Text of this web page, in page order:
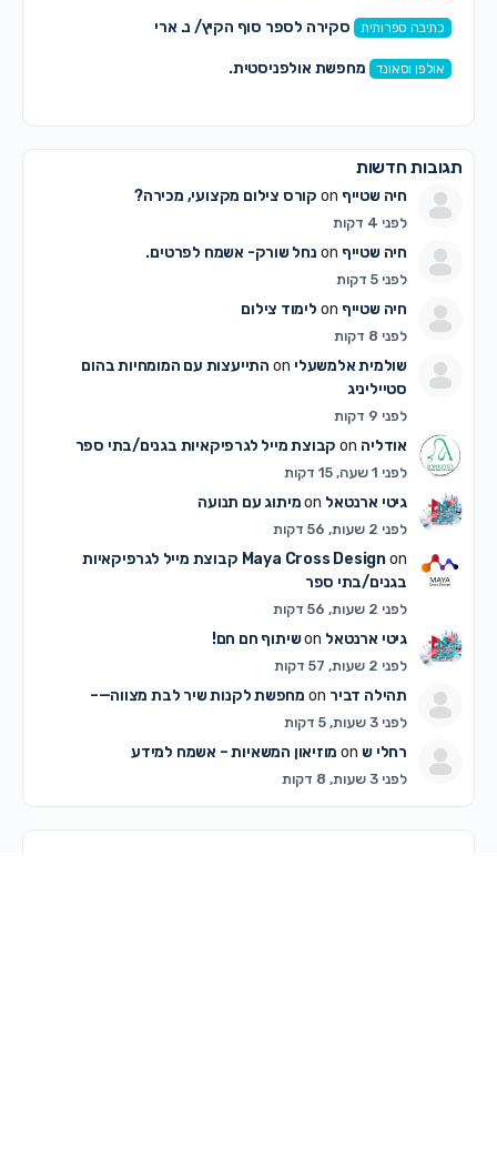
כתיבה ספרותית סקירה לספר סוף הקיץ/ נ. ארי
אולפן וסאונד מחפשת אולפניסטית.
תגובות חדשות
חיה שטייף קורס צילום מקצועי, מכירה?
לפני 4 דקות
חיה שטייף נחל שורק- אשמח לפרטים.
לפני 5 דקות
חיה שטייף לימוד צילום
לפני 8 דקות
שולמית אלמשעלי
התייעצות עם המומחיות בהום
סטייליניג
לפני 9 דקות
אודליה קבוצת מייל לגרפיקאיות בגנים/בתי ספר
לפני 1 שעה, 15 דקות
גיטי ארנטאל מיתוג עם תנועה
לפני 2 שעות, 56 דקות
Maya Cross Designon
קבוצת מייל לגרפיקאיות
בגנים/בתי ספר
לפני 2 שעות, 56 דקות
גיטי ארנטאל שיתוף חם חם!
לפני 2 שעות, 57 דקות
תהילה דביר מחפשת לקנות שיר לבת מצווה—–
לפני 3 שעות, 5 דקות
רחלי ש מוזיאון המשאיות – אשמח למידע
לפני 3 שעות, 8 דקות